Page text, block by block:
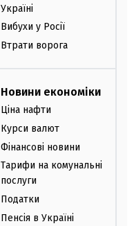
Україні
Вибухи у Росії
Втрати ворога
Новини економіки
Ціна нафти
Курси валют
Фінансові новини
Тарифи на комунальні
послуги
Податки
Пенсія в Україні